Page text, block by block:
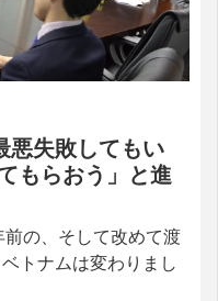
悪失敗してもい
もらおう」と進
前の、そして改めて渡
トナムは変わりまし